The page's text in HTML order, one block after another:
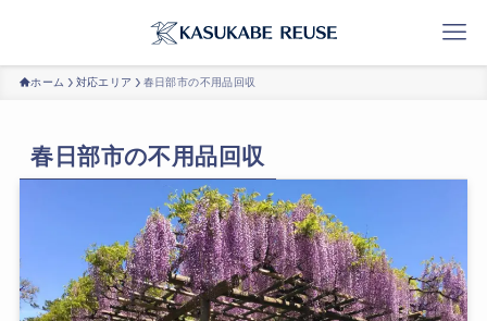
ホーム 対応エリア 春日部市の不用品回収
春日部市の不用品回収